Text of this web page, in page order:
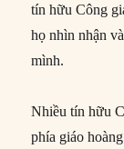
tín hữu Công
họ nhìn nhận
mình.
Nhiều tín hữu
phía giáo